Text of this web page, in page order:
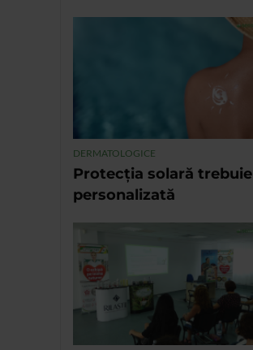
DERMATOLOGICE
Protecția solară trebuie
personalizată